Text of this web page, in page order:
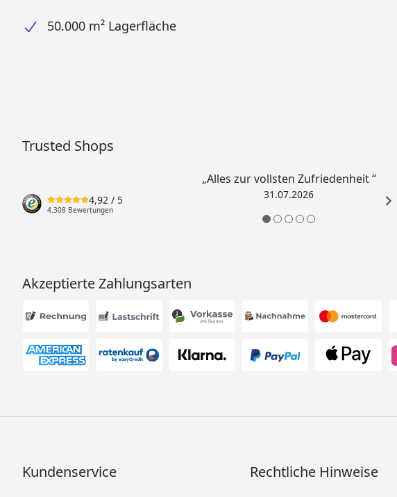
50.000 m² Lagerfläche
Trusted Shops
4,92 / 5
4.308 Bewertungen
„Alles zur vollsten Zufriedenheit “
31.07.2026
Akzeptierte Zahlungsarten
Kundenservice Rechtliche Hinweise